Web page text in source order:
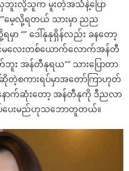
ဘူးလို့သူက မူးတဲ့အသံနဲ့ပြော
“”မေ့လို့ရတယ် သားမှာ ညည
ာ “” ဒေါ်နုနုရှိန်လည်း ခနတော့
မလေးတစ်ယောက်လောက်အန်တီ
း အန်တီနုရယ”” သားပြောတာ
စကားရပ်မှာအတော်ကြာဟုတ်
က်ဆုံးတော့ အန်တီနုကို ဒီညလာ
ပ်ပေးမည်ဟုသဘောတူတယ်။